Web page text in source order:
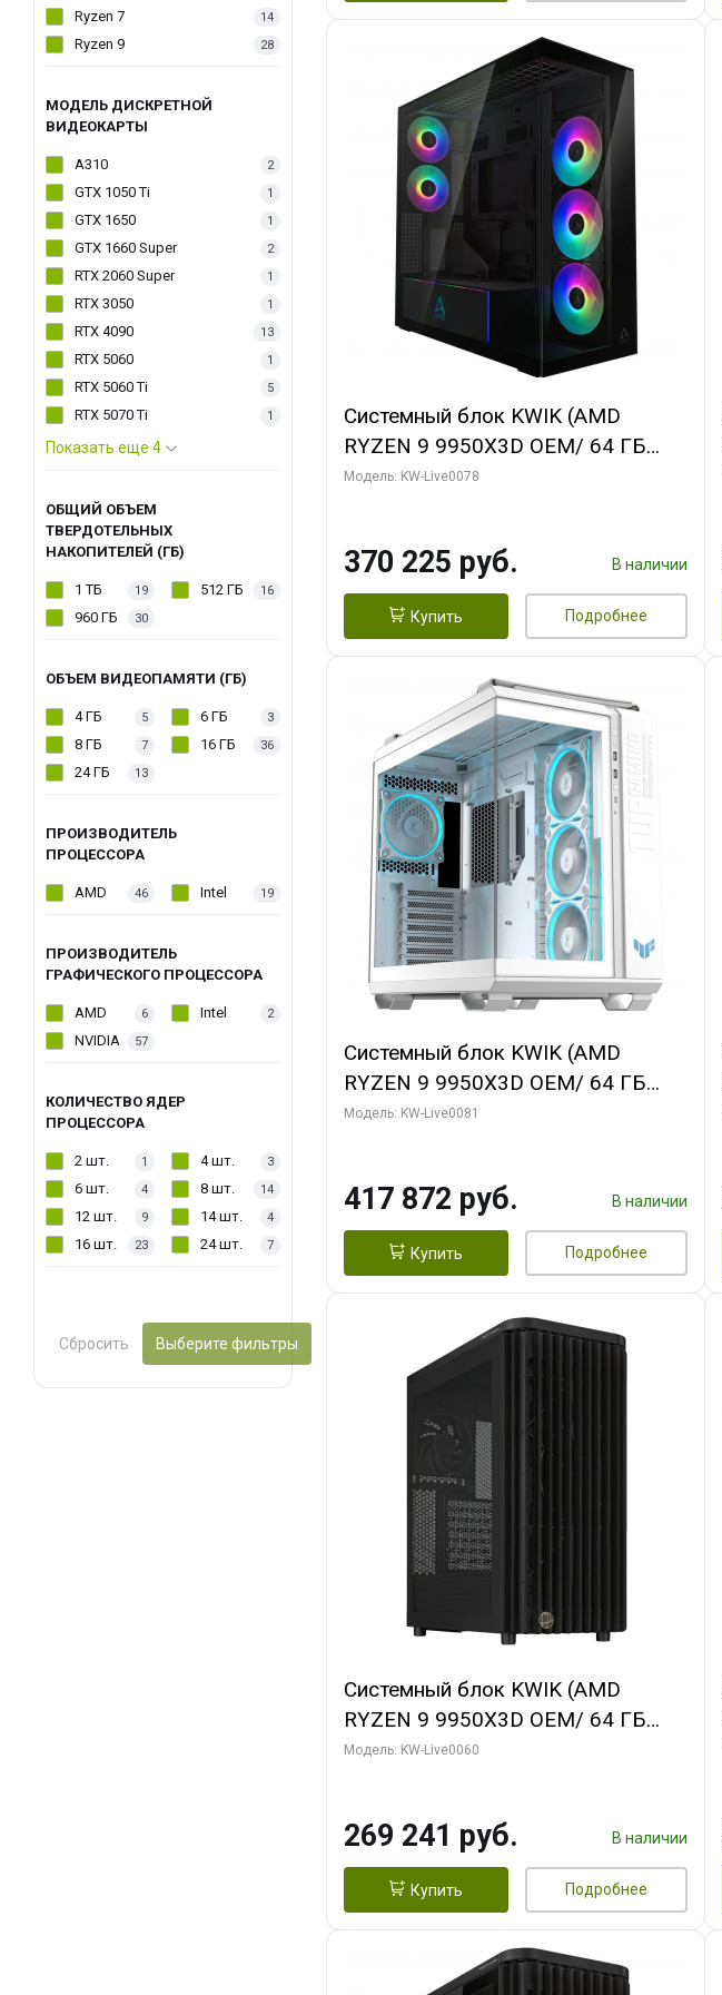
Ryzen 7 14
Ryzen 9 28
МОДЕЛЬ ДИСКРЕТНОЙ
ВИДЕОКАРТЫ
A310 2
GTX 1050 Ti 1
GTX 1650 1
GTX 1660 Super 2
RTX 2060 Super 1
RTX 3050 1
RTX 4090 13
RTX 5060 1
RTX 5060 Ti 5
RTX 5070 Ti 1
Показать еще 4
ОБЩИЙ ОБЪЕМ
ТВЕРДОТЕЛЬНЫХ
НАКОПИТЕЛЕЙ (ГБ)
1 ТБ 19 512 ГБ 16
960 ГБ 30
ОБЪЕМ ВИДЕОПАМЯТИ (ГБ)
4 ГБ 5 6 ГБ 3
8 ГБ 7 16 ГБ 36
24 ГБ 13
ПРОИЗВОДИТЕЛЬ
ПРОЦЕССОРА
AMD 46 Intel 19
ПРОИЗВОДИТЕЛЬ
ГРАФИЧЕСКОГО ПРОЦЕССОРА
AMD 6 Intel 2
NVIDIA 57
КОЛИЧЕСТВО ЯДЕР
ПРОЦЕССОРА
2 шт. 1 4 шт. 3
6 шт. 4 8 шт. 14
12 шт. 9 14 шт. 4
16 шт. 23 24 шт. 7
Сбросить Выберите фильтры
Системный блок KWIK (AMD
RYZEN 9 9950X3D OEM/ 64 ГБ
ОЗУ/ Palit RTX5080 GAMINGPRO
Модель: KW-Live0078
370 225 руб. В наличии
Купить Подробнее
Системный блок KWIK (AMD
RYZEN 9 9950X3D OEM/ 64 ГБ
ОЗУ/ Gigabyte RTX5080 XTREME
Модель: KW-Live0081
417 872 руб. В наличии
Купить Подробнее
Системный блок KWIK (AMD
RYZEN 9 9950X3D OEM/ 64 ГБ
ОЗУ/ Gigabyte RTX5060Ti GAMING
Модель: KW-Live0060
269 241 руб. В наличии
Купить Подробнее